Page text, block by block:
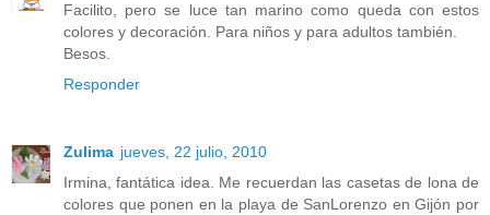
Facilito, pero se luce tan marino como queda con estos
colores y decoración. Para niños y para adultos también.
Besos.
Responder
Zulima jueves, 22 julio, 2010
Irmina, fantática idea. Me recuerdan las casetas de lona de
colores que ponen en la playa de SanLorenzo en Gijón por